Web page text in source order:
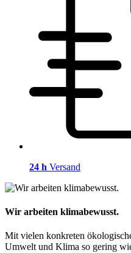
24 h Versand
Wir arbeiten klimabewusst.
Mit vielen konkreten
Umwelt und Klima so gering